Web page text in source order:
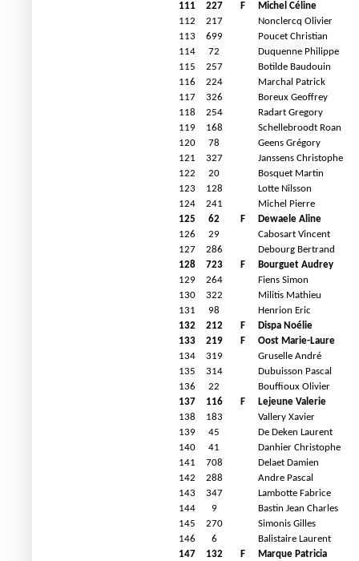
111
227 F
Michel Céline
112
217
Nonclercq Olivier
113
699
Poucet Christian
114
72
Duquenne Philippe
115
257
Botilde Baudouin
116
224
Marchal Patrick
117
326
Boreux Geoffrey
118
254
Radart Gregory
119
168
Schellebroodt Roan
120
78
Geens Grégory
121
327
Janssens Christophe
122
20
Bosquet Martin
123
128
Lotte Nilsson
124
241
Michel Pierre
125
62 F
Dewaele Aline
126
29
Cabosart Vincent
127
286
Debourg Bertrand
128
723 F
Bourguet Audrey
129
264
Fiens Simon
130
322
Militis Mathieu
131
98
Henrion Eric
132
212 F
Dispa Noélie
133
219 F
Oost Marie-Laure
134
319
Gruselle André
135
314
Dubuisson Pascal
136
22
Bouffioux Olivier
137
116 F
Lejeune Valerie
138
183
Vallery Xavier
139
45
De Deken Laurent
140
41
Danhier Christophe
141
708
Delaet Damien
142
288
Andre Pascal
143
347
Lambotte Fabrice
144
9
Bastin Jean Charles
145
270
Simonis Gilles
146
6
Balistaire Laurent
147
132 F
Marque Patricia